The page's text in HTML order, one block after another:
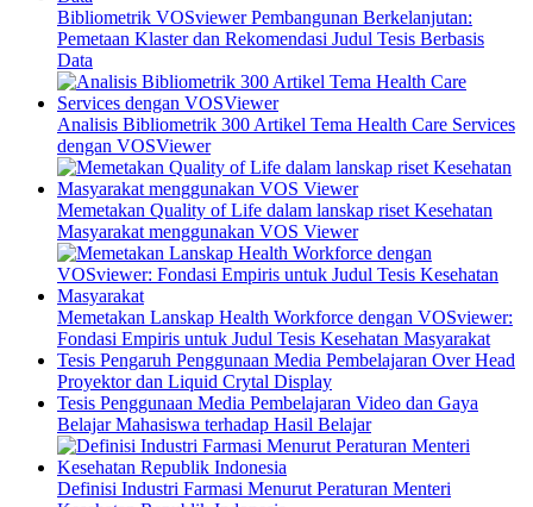
Bibliometrik VOSviewer Pembangunan Berkelanjutan:
Pemetaan Klaster dan Rekomendasi Judul Tesis Berbasis
Data
Analisis Bibliometrik 300 Artikel Tema Health Care Services
dengan VOSViewer
Memetakan Quality of Life dalam lanskap riset Kesehatan
Masyarakat menggunakan VOS Viewer
Memetakan Lanskap Health Workforce dengan VOSviewer:
Fondasi Empiris untuk Judul Tesis Kesehatan Masyarakat
Tesis Pengaruh Penggunaan Media Pembelajaran Over Head
Proyektor dan Liquid Crytal Display
Tesis Penggunaan Media Pembelajaran Video dan Gaya
Belajar Mahasiswa terhadap Hasil Belajar
Definisi Industri Farmasi Menurut Peraturan Menteri